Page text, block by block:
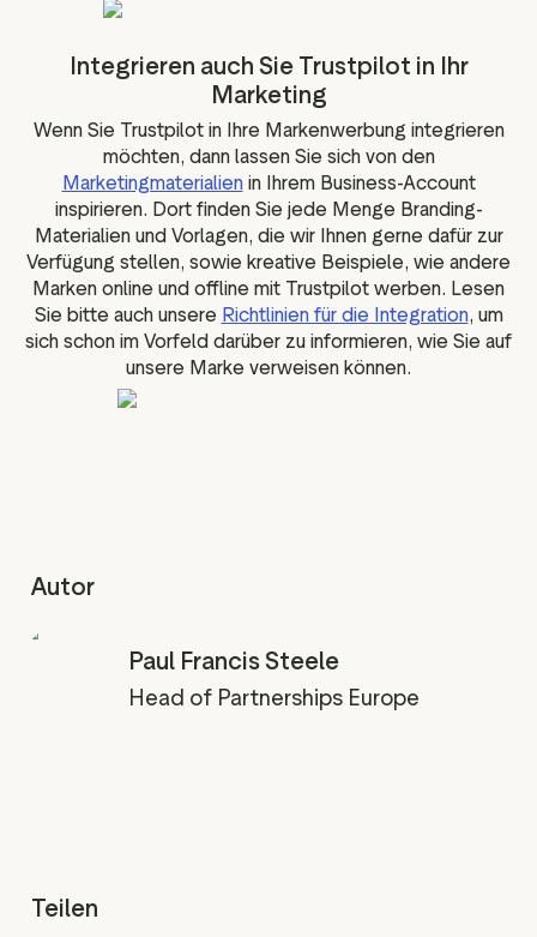
Integrieren auch Sie Trustpilot in Ihr
Marketing
Wenn Sie Trustpilot in Ihre Markenwerbung integrieren
möchten, dann lassen Sie sich von den
Marketingmaterialienin Ihrem Business-Account
inspirieren. Dort finden Sie jede Menge Branding-
Materialien und Vorlagen, die wir Ihnen gerne dafür zur
Verfügung stellen, sowie kreative Beispiele, wie andere
Marken online und offline mit Trustpilot werben. Lesen
Sie bitte auch unsere Richtlinien für die Integration, um
sich schon im Vorfeld darüber zu informieren, wie Sie auf
unsere Marke verweisen können.
Autor
Paul Francis Steele
Head of Partnerships Europe
Teilen